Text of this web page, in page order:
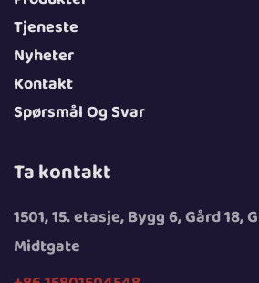
Tjeneste
Nyheter
Kontakt
Spørsmål Og Svar
Ta kontakt
1501, 15. etasje, Bygg 6, Gård 18,
Midtgate